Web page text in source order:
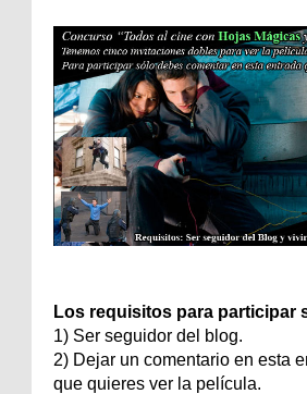
Los requisitos para participar
1) Ser seguidor del blog.
2) Dejar un comentario en esta
que quieres ver la película.